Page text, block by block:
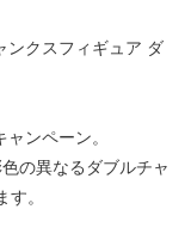
クスフィギュア ダ
ンペーン。
の異なるダブルチャ
。